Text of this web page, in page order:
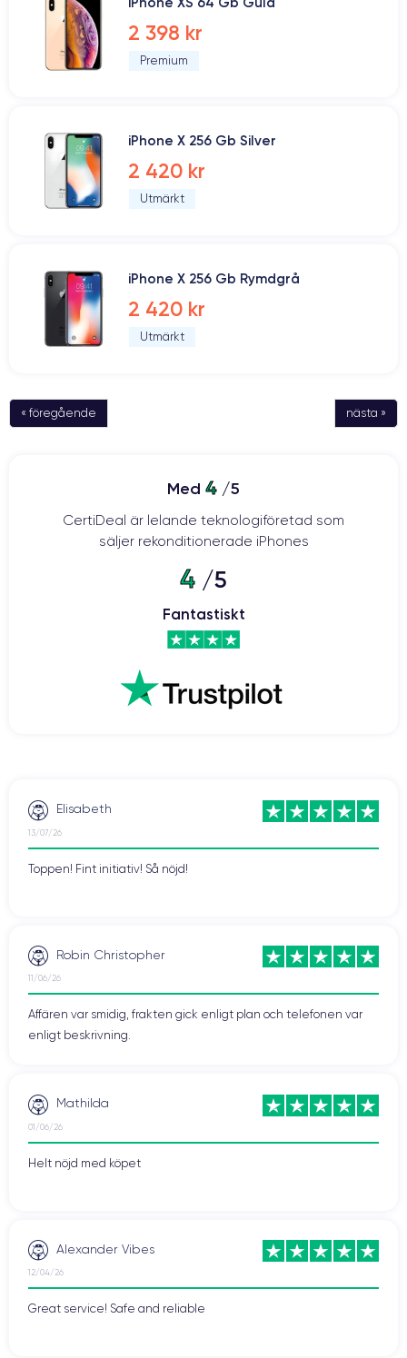
2 398 kr
Premium
iPhone X 256 Gb Silver
2 420 kr
Utmärkt
iPhone X 256 Gb Rymdgrå
2 420 kr
Utmärkt
« föregående nästa »
Med 4 /5
CertiDeal är lelande teknologiföretad som
säljer rekonditionerade iPhones
4 /5
Fantastiskt
Elisabeth
13/07/26
Toppen! Fint initiativ! Så nöjd!
Robin Christopher
11/06/26
Affären var smidig, frakten gick enligt plan och telefonen var
enligt beskrivning.
Mathilda
01/06/26
Helt nöjd med köpet
Alexander Vibes
12/04/26
Great service! Safe and reliable